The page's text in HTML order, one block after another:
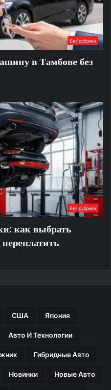
Без рубрики
в Тамбове без
Без рубрики
как выбрать
США Япония
Авто И Технологии
Гибридные Авто
Новинки Новые Авто